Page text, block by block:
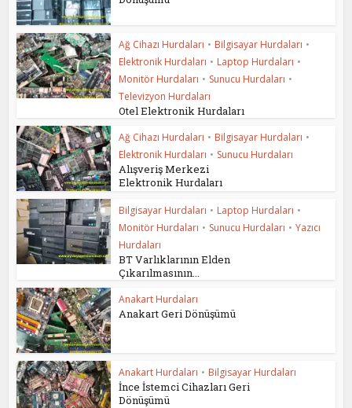
Ağ Cihazı Hurdaları • Bilgisayar Hurdaları •
Elektronik Hurdaları • Laptop Hurdaları •
Monitör Hurdaları • Sunucu Hurdaları •
Televizyon Hurdaları
Otel Elektronik Hurdaları
Ağ Cihazı Hurdaları • Bilgisayar Hurdaları •
Elektronik Hurdaları • Sunucu Hurdaları
Alışveriş Merkezi
Elektronik Hurdaları
Bilgisayar Hurdaları • Laptop Hurdaları •
Monitör Hurdaları • Sunucu Hurdaları • Yazıcı
Hurdaları
BT Varlıklarının Elden
Çıkarılmasının...
Anakart Hurdaları
Anakart Geri Dönüşümü
Anakart Hurdaları • Bilgisayar Hurdaları
İnce İstemci Cihazları Geri
Dönüşümü